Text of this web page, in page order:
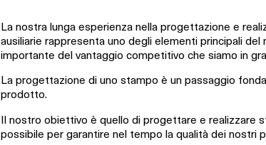
La nostra lunga esperienza nella progettazione e
ausiliarie rappresenta uno degli elementi principali
importante del vantaggio competitivo che siamo in
La progettazione di uno stampo è un passaggio
prodotto.
Il nostro obiettivo è quello di progettare e realizzare
possibile per garantire nel tempo la qualità dei nostri